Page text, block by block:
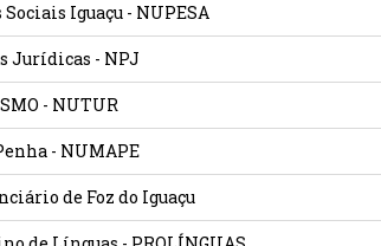
Iguaçu - NUPESA
Jurídicas - NPJ
- NUTUR
- NUMAPE
de Foz do Iguaçu